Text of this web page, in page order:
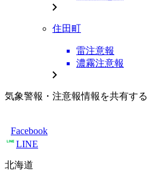
住田町
雷注意報
濃霧注意報
気象警報・注意報情報を共有する
Facebook
LINE
北海道